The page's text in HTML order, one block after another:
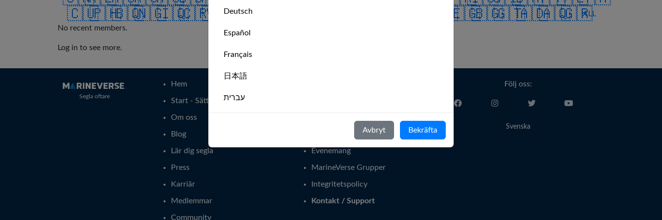
🇨🇺🇵🇭🇧🇶🇳🇬🇮🇶🇨🇷🇻🇬🇨🇼🇸🇭 🇸🇬🇪🇬🇧🇬🇬🇹🇦🇩🇦🇶🇬🇷
ALL
No recent members.
Log in to see more.
Segla oftare
Hem
Start - Sätt att segla
Om oss
Blog
Lär dig segla
Press
Karriär
Medlemmar
Community
För segelklubbar
Evenemang
MarineVerse Grupper
Integritetspolicy
Kontakt / Support
Följ oss:
Svenska
Deutsch
Español
Français
日本語
עברית
Avbryt Bekräfta